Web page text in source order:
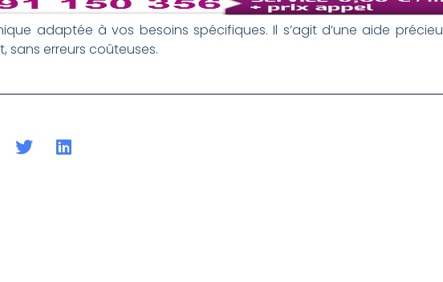
adaptée à vos besoins spécifiques. Il s’agit d’une aide
sans erreurs coûteuses.